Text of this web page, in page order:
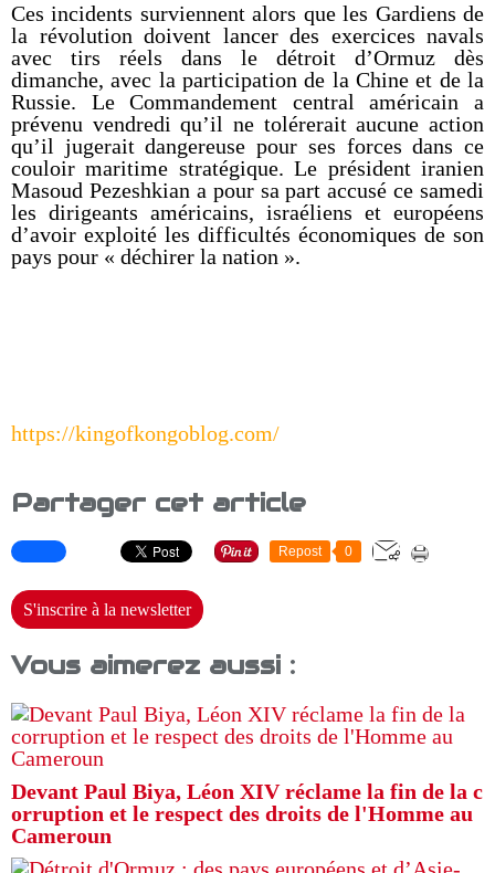
Ces incidents surviennent alors que les Gardiens de
la révolution doivent lancer des exercices navals
avec tirs réels dans le détroit d’Ormuz dès
dimanche, avec la participation de la Chine et de la
Russie. Le Commandement central américain a
prévenu vendredi qu’il ne tolérerait aucune action
qu’il jugerait dangereuse pour ses forces dans ce
couloir maritime stratégique. Le président iranien
Masoud Pezeshkian a pour sa part accusé ce samedi
les dirigeants américains, israéliens et européens
d’avoir exploité les difficultés économiques de son
pays pour « déchirer la nation ».
https://kingofkongoblog.com/
Partager cet article
Repost 0
S'inscrire à la newsletter
Vous aimerez aussi :
Devant Paul Biya, Léon XIV réclame la fin de la c
orruption et le respect des droits de l'Homme au
Cameroun